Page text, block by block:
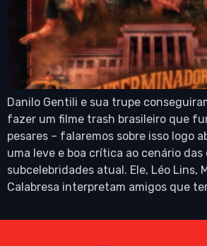
Danilo Gentili e sua trupe
fazer um filme trash brasileiro que
pesares – falaremos sobre isso logo
uma leve e boa crítica ao cenário das
subcelebridades atual. Ele, Léo Lins,
Calabresa interpretam amigos que